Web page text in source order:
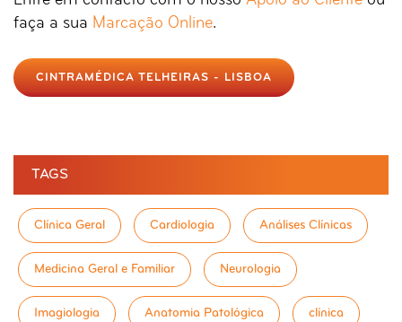
faça a sua Marcação Online.
CINTRAMÉDICA TELHEIRAS - LISBOA
TAGS
Clínica Geral Cardiologia Análises Clínicas
Medicina Geral e Familiar Neurologia
Imagiologia Anatomia Patológica clínica